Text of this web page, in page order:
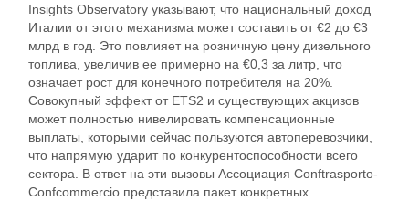
Insights Observatory указывают, что национальный доход
Италии от этого механизма может составить от €2 до €3
млрд в год. Это повлияет на розничную цену дизельного
топлива, увеличив ее примерно на €0,3 за литр, что
означает рост для конечного потребителя на 20%.
Совокупный эффект от ETS2 и существующих акцизов
может полностью нивелировать компенсационные
выплаты, которыми сейчас пользуются автоперевозчики,
что напрямую ударит по конкурентоспособности всего
сектора. В ответ на эти вызовы Ассоциация Conftrasporto-
Confcommercio представила пакет конкретных